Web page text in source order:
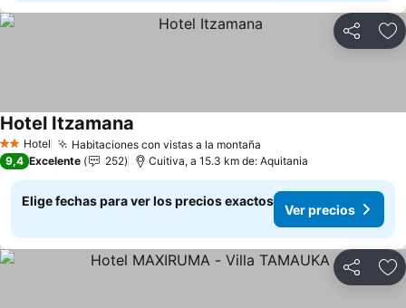
Compartir
2 Estrellas
Hotel Habitaciones con vistas a la montaña
Hotel Itzamana
9,4 Excelente 252 Cuitiva, a 15.3 km de: Aquitania
Elige fechas para ver los precios exactos
Ver precios
Compartir